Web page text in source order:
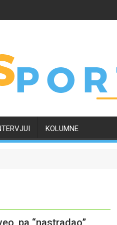
KOLUMNE
borbu za grupnu fazu uz
pa “nastradao”